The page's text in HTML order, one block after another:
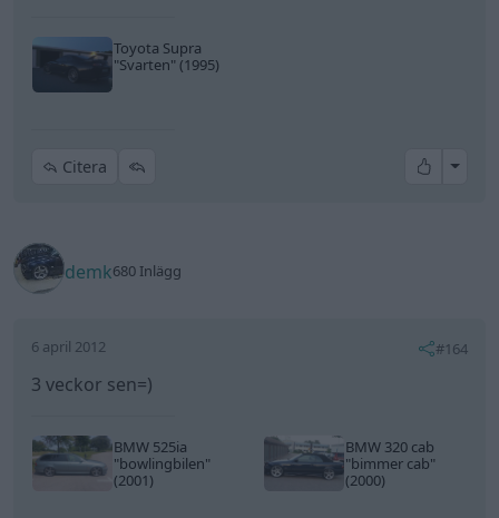
Toyota Supra
"Svarten"(1995)
Citera All
demk680 Inlägg
6 april 2012 #164
3 veckor sen=)
BMW 525ia
"bowlingbilen"
(2001)
BMW 320 cab
"bimmer cab"
(2000)